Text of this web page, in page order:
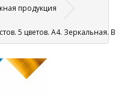
продукция
5 цветов. А4. Зеркальная.